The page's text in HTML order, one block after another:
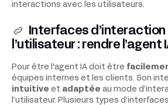
interactions avec les utilisateurs.
Interfaces d’interaction
l’utilisateur : rendre l’agent
Pour être l'agent IA doit être
équipes internes et les clients. Son
intuitive et adaptée au mode
l’utilisateur. Plusieurs types